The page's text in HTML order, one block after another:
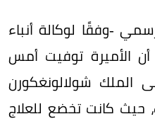
-وفقًا لوكالة أنباء
أن الأميرة توفيت أمس
شولالونغكورن
حيث كانت تخضع للعلاج